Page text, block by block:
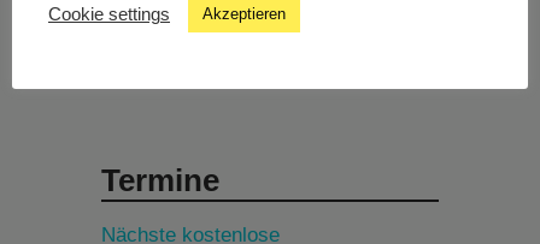
Termine
Nächste kostenlose
Cookie settings Akzeptieren